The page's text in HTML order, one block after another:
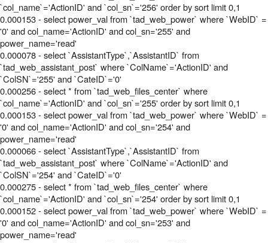
`col_name`='ActionID' and `col_sn`='256' order by sort limit 0,1
0.000153 - select power_val from `tad_web_power` where `WebID` =
'0' and col_name='ActionID' and col_sn='255' and
power_name='read'
0.000078 - select `AssistantType`,`AssistantID` from
`tad_web_assistant_post` where `ColName`='ActionID' and
`ColSN`='255' and `CateID`='0'
0.000256 - select * from `tad_web_files_center` where
`col_name`='ActionID' and `col_sn`='255' order by sort limit 0,1
0.000153 - select power_val from `tad_web_power` where `WebID` =
'0' and col_name='ActionID' and col_sn='254' and
power_name='read'
0.000066 - select `AssistantType`,`AssistantID` from
`tad_web_assistant_post` where `ColName`='ActionID' and
`ColSN`='254' and `CateID`='0'
0.000275 - select * from `tad_web_files_center` where
`col_name`='ActionID' and `col_sn`='254' order by sort limit 0,1
0.000152 - select power_val from `tad_web_power` where `WebID` =
'0' and col_name='ActionID' and col_sn='253' and
power_name='read'